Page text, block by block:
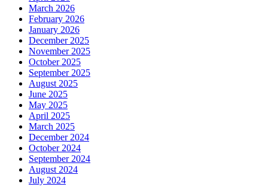
March 2026
February 2026
January 2026
December 2025
November 2025
October 2025
September 2025
August 2025
June 2025
May 2025
April 2025
March 2025
December 2024
October 2024
September 2024
August 2024
July 2024